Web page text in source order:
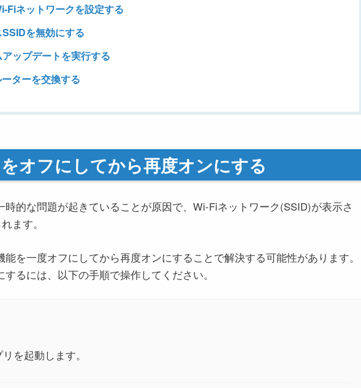
Fiネットワークを設定する
を無効にする
ップデートを実行する
ターを交換する
オフにしてから再度オンにする
時的な問題が起きていることが原因で、Wi-Fiネットワーク(SSID)が表示さ
ます。
能を一度オフにしてから再度オンにすることで解決する可能性があります。
るには、以下の手順で操作してください。
を起動します。